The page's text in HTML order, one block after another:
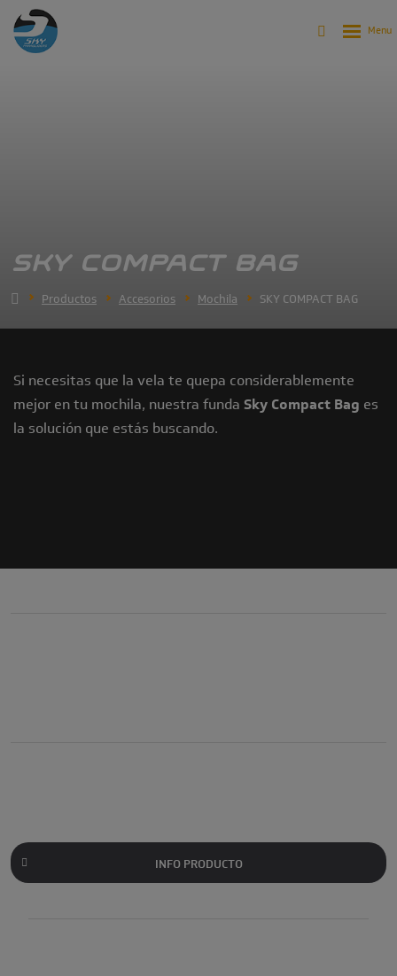
SKY COMPACT BAG
Productos Accesorios Mochila SKY COMPACT BAG
Si necesitas que la vela te quepa considerablemente
mejor en tu mochila, nuestra funda Sky Compact Bag es
la solución que estás buscando.
INFO PRODUCTO